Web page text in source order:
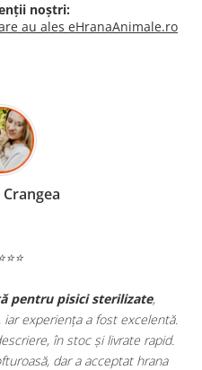
noștri:
au ales eHranaAnimale.ro
Stancea
⭐⭐⭐⭐⭐
că peehranaanimale.rogăsesc
dinfarmacia veterinară:
și soluții de îngrijire. Este foarte
ce am nevoie pentru animalul